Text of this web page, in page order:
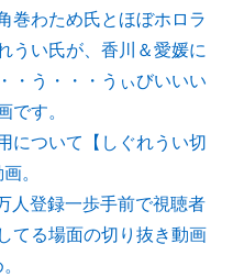
巻わため氏とほぼホロラ
うい氏が、香川＆愛媛に
・う・・・うぃびいいい
です。
について【しぐれうい切
。
人登録一歩手前で視聴者
てる場面の切り抜き動画